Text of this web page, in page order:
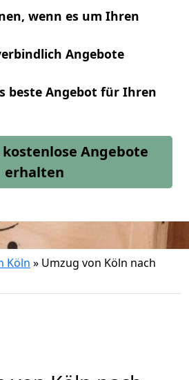
wenn es um Ihren
Angebote
beste Angebot für Ihren
Angebote
erhalten
Köln » Umzug von Köln nach